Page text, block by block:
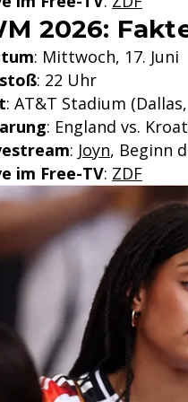
2026:
: Mittwoch, 17. Juni
: 22 Uhr
: AT&T Stadium
: England vs.
: Joyn, Beginn
im Free-TV: ZDF